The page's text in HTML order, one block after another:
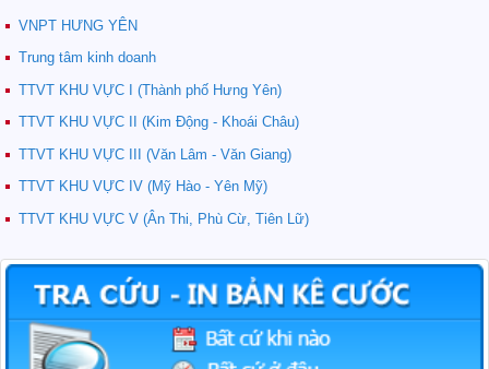
VNPT HƯNG YÊN
Trung tâm kinh doanh
TTVT KHU VỰC I (Thành phố Hưng Yên)
TTVT KHU VỰC II (Kim Động - Khoái Châu)
TTVT KHU VỰC III (Văn Lâm - Văn Giang)
TTVT KHU VỰC IV (Mỹ Hào - Yên Mỹ)
TTVT KHU VỰC V (Ân Thi, Phù Cừ, Tiên Lữ)